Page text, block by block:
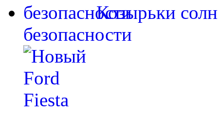
Козырьки
безопасности